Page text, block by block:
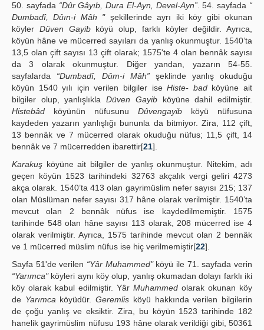
50. sayfada “Dûr Gâyıb, Dura El-Ayn, Devel-Ayn”. 54. sayfada “
Dumbadî, Dûın-i Mâh "şekillerinde ayrı iki köy gibi okunan
köyler Düven Gayibköyü olup, farklı köyler değildir. Ayrıca,
köyün hâne ve mücerred sayıları da yanlış okunmuştur. 1540’ta
13,5 olan çift sayısı 13 çift olarak; 1575'te 4 olan bennâk sayısı
da 3 olarak okunmuştur. Diğer yandan, yazarın 54-55.
sayfalarda “Dumbadî, Dûm-i Mâh” şeklinde yanlış okuduğu
köyün 1540 yılı için verilen bilgiler iseHiste- badköyüne ait
bilgiler olup, yanlışlıklaDüven Gayibköyüne dahil edilmiştir.
Histebâd köyünün nüfusunu Dûvengayib köyü nüfusuna
kaydeden yazarın yanlışlığı bununla da bitmiyor. Zira, 112 çift,
13 bennâk ve 7 mücerred olarak okuduğu nüfus; 11,5 çift, 14
bennâk ve 7 mücerredden ibarettir[21].
Karakuş köyüne ait bilgiler de yanlış okunmuştur. Nitekim, adı
geçen köyün 1523 tarihindeki 32763 akçalık vergi geliri 4273
akça olarak. 1540’ta 413 olan gayrimüslim nefer sayısı 215; 137
olan Müslüman nefer sayısı 317 hâne olarak verilmiştir. 1540’ta
mevcut olan 2 bennâk nüfus ise kaydedilmemiştir. 1575
tarihinde 548 olan hâne sayısı 113 olarak, 208 mücerred ise 4
olarak verilmiştir. Ayrıca, 1575 tarihinde mevcut olan 2 bennâk
ve 1 mücerred müslim nüfus ise hiç verilmemiştir[22].
Sayfa 51'de verilen “Yâr Muhammed" köyü ile 71. sayfada verin
“Yarımca"köyleri aynı köy olup, yanlış okumadan dolayı farklı iki
köy olarak kabul edilmiştir. Yâr Muhammed olarak okunan köy
de Yarımca köyüdür.Geremlis köyü hakkında verilen bilgilerin
de çoğu yanlış ve eksiktir. Zira, bu köyün 1523 tarihinde 182
hanelik gayrimüslim nüfusu 193 hâne olarak verildiği gibi, 50361